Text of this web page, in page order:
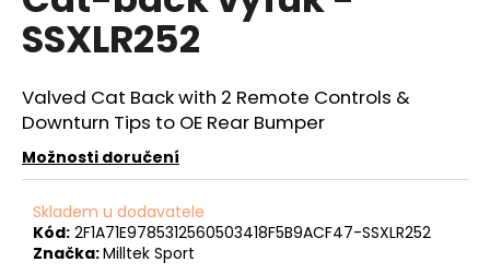
SSXLR252
Valved Cat Back with 2 Remote Controls &
Downturn Tips to OE Rear Bumper
Možnosti doručení
Skladem u dodavatele
Kód: 2F1A71E9785312560503418F5B9ACF47-SSXLR252
Značka:Milltek Sport
č
u
e
m
APR
IRIDIUM
PRO
SPORTOVNÍ